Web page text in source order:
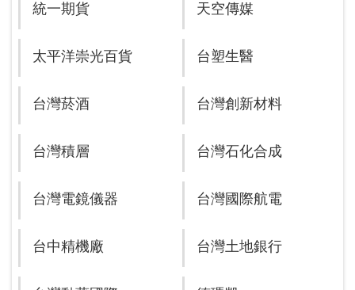
統一期貨 天空傳媒
太平洋崇光百貨 台塑生醫
台灣菸酒 台灣創新材料
台灣積層 台灣石化合成
台灣電鏡儀器 台灣國際航電
台中精機廠 台灣土地銀行